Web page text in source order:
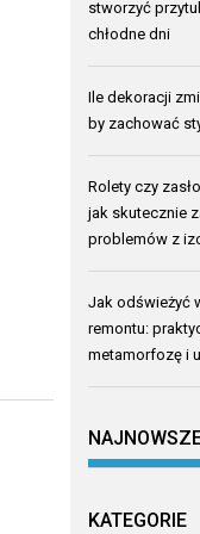
stworzyć
chłodne dni
Ile dekoracji
by zachować
Rolety czy
jak skutecznie
problemów z
Jak odświeżyć
remontu:
metamorfozę i
KATEGORIE